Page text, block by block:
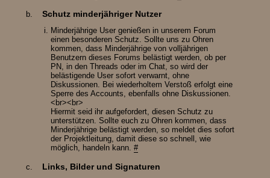
Schutz minderjähriger Nutzer
Minderjährige User genießen in unserem Forum
einen besonderen Schutz. Sollte uns zu Ohren
kommen, dass Minderjährige von volljährigen
Benutzern dieses Forums belästigt werden, ob per
PN, in den Threads oder im Chat, so wird der
belästigende User sofort verwarnt, ohne
Diskussionen. Bei wiederholtem Verstoß erfolgt eine
Sperre des Accounts, ebenfalls ohne Diskussionen.
<br><br>
Hiermit seid ihr aufgefordert, diesen Schutz zu
unterstützen. Sollte euch zu Ohren kommen, dass
Minderjährige belästigt werden, so meldet dies sofort
der Projektleitung, damit diese so schnell, wie
möglich, handeln kann.#
Links, Bilder und Signaturen